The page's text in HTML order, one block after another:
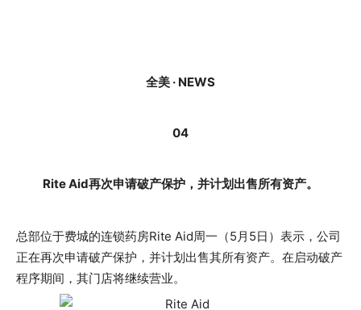
全美 · NEWS
04
Rite Aid再次申请破产保护，并计划出售所有资产。
总部位于费城的连锁药房Rite Aid周一（5月5日）表示，公司
正在再次申请破产保护，并计划出售其所有资产。在启动破产
程序期间，其门店将继续营业。